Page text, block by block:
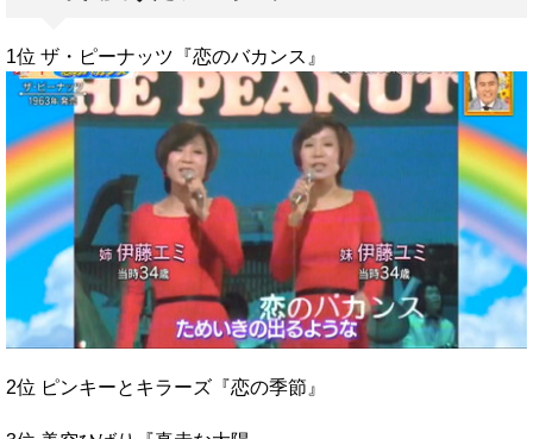
1位 ザ・ピーナッツ『恋のバカンス』
2位 ピンキーとキラーズ『恋の季節』